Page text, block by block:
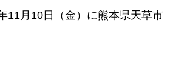
11月10日（金） に熊本県天草市